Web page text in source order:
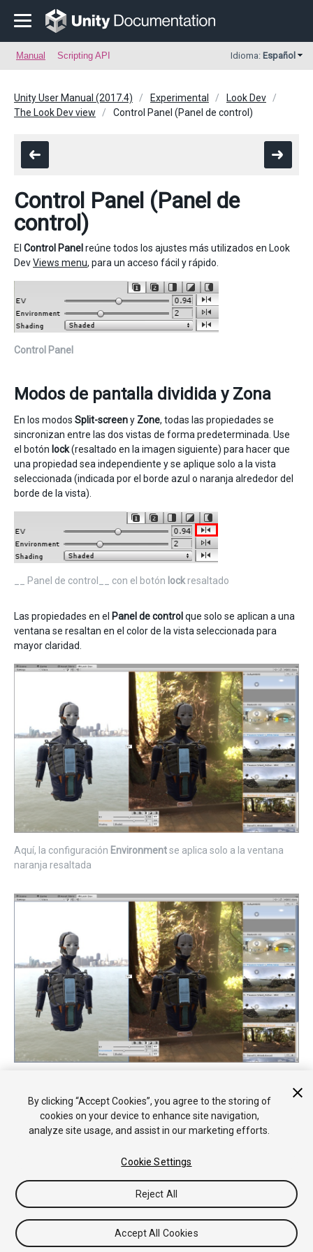
Manual Scripting API Idioma: Español
Unity User Manual (2017.4) Experimental
Look Dev
The Look Dev view
Control Panel (Panel de control)
Control Panel (Panel de
control)
El Control Panel reúne todos los ajustes más utilizados en Look
DevViews menu, para un acceso fácil y rápido.
Control Panel
Modos de pantalla dividida y Zona
En los modos Split-screeny Zone, todas las propiedades se
sincronizan entre las dos vistas de forma predeterminada. Use
el botón lock(resaltado en la imagen siguiente) para hacer que
una propiedad sea independiente y se aplique solo a la vista
seleccionada (indicada por el borde azul o naranja alrededor del
borde de la vista).
__ Panel de control__ con el botón lock resaltado
Las propiedades en el Panel de control que solo se aplican a una
ventana se resaltan en el color de la vista seleccionada para
mayor claridad.
Aquí, la configuración Environmentse aplica solo a la ventana
naranja resaltada
resaltada en azul
Tutoriales
Respuestas de la Comunidad
Base de
Conocimientos
Foros Asset Store (Tienda de Assets/Paquetes)
By clicking “Accept Cookies”, you agree to the storing of
cookies on your device to enhance site navigation,
analyze site usage, and assist in our marketing efforts.
Cookie Settings
Reject All
Accept All Cookies